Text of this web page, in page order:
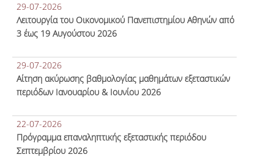
29-07-2026
Λειτουργία του Οικονομικού Πανεπιστημίου Αθηνών από
3 έως 19 Αυγούστου 2026
29-07-2026
Αίτηση ακύρωσης βαθμολογίας μαθημάτων εξεταστικών
περιόδων Ιανουαρίου & Ιουνίου 2026
22-07-2026
Πρόγραμμα επαναληπτικής εξεταστικής περιόδου
Σεπτεμβρίου 2026